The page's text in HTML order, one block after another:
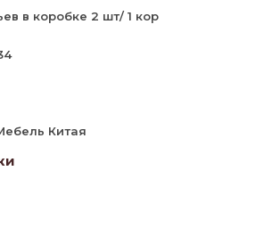
в коробке 2 шт/ 1 кор
Китая